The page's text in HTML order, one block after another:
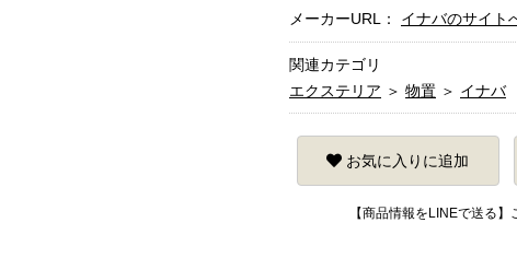
メーカーURL： イナバのサイト
関連カテゴリ
エクステリア ＞ 物置 ＞ イナバ
お気に入りに追加
【商品情報をLINEで送る